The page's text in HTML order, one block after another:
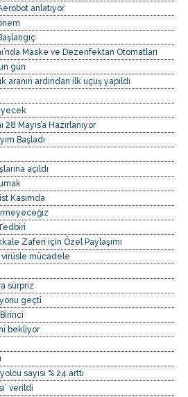
anlatıyor
Maske ve Dezenfektan Otomatları
gün
aranın ardından ilk uçuş yapıldı
Mayıs’a Hazırlanıyor
Başladı
açıldı
Kasımda
Zaferi için Özel Paylaşımı
virüsle mücadele
sürpriz
geçti
bekliyor
sayısı % 24 arttı
verildi